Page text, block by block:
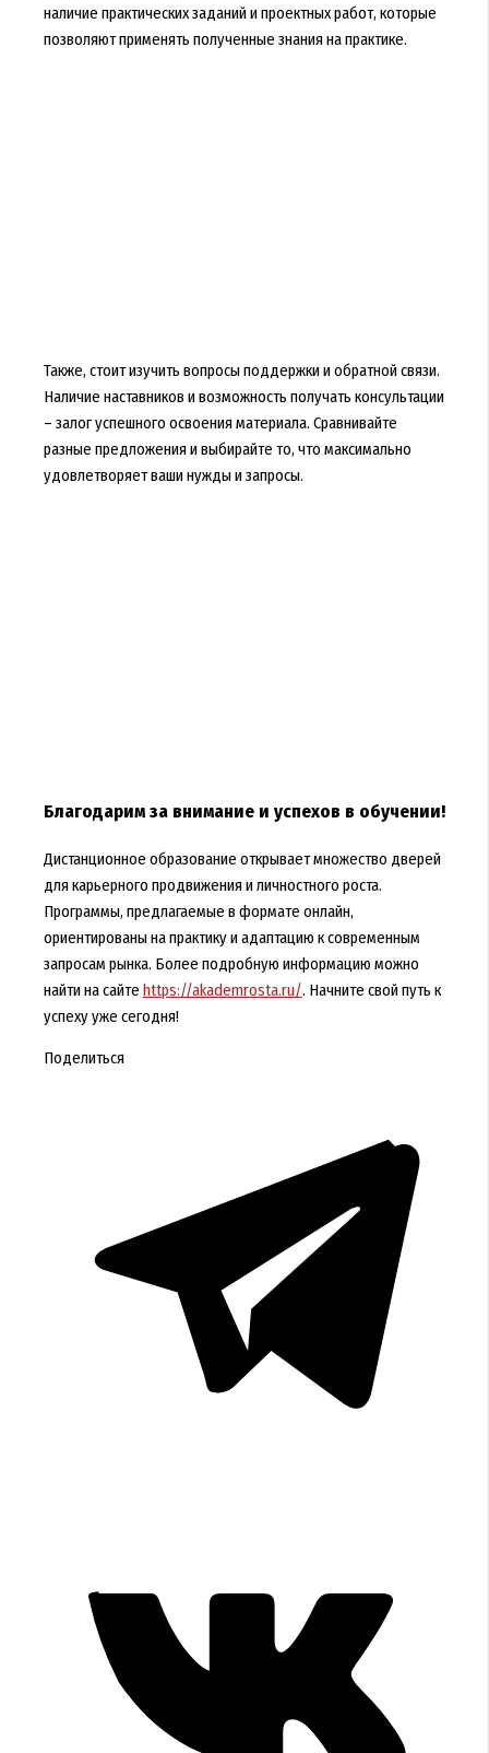
наличие практических заданий и проектных работ, которые
позволяют применять полученные знания на практике.
Также, стоит изучить вопросы поддержки и обратной связи.
Наличие наставников и возможность получать консультации
– залог успешного освоения материала. Сравнивайте
разные предложения и выбирайте то, что максимально
удовлетворяет ваши нужды и запросы.
Благодарим за внимание и успехов в обучении!
Дистанционное образование открывает множество дверей
для карьерного продвижения и личностного роста.
Программы, предлагаемые в формате онлайн,
ориентированы на практику и адаптацию к современным
запросам рынка. Более подробную информацию можно
найти на сайте https://akademrosta.ru/. Начните свой путь к
успеху уже сегодня!
Поделиться